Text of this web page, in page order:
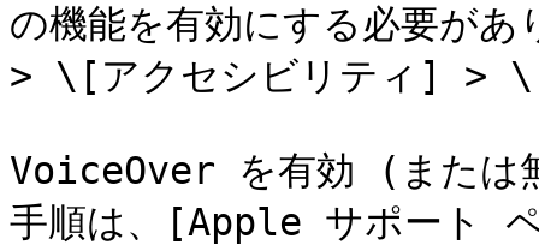
の機能を有効にする必要が
> \[アクセシビリティ] >
VoiceOver を有効 (または
手順は、[Apple サポート